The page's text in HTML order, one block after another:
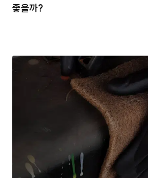
좋을까?